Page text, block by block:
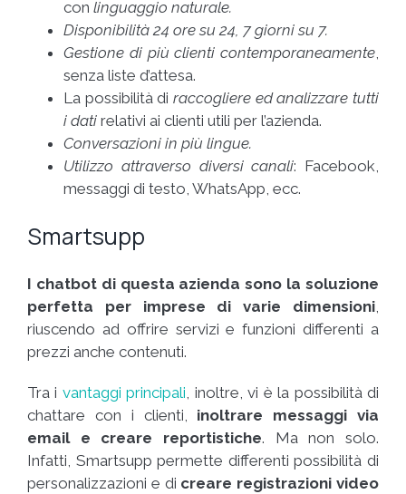
con linguaggio naturale.
Disponibilità 24 ore su 24, 7 giorni su 7.
Gestione di più clienti contemporaneamente
senza liste d’attesa.
La possibilità di raccogliere ed analizzare tutti
i dati relativi ai clienti utili per l’azienda.
Conversazioni in più lingue.
Utilizzo attraverso diversi canali: Facebook,
messaggi di testo, WhatsApp, ecc.
Smartsupp
I chatbot di questa azienda sono la soluzione
perfetta per imprese di varie dimensioni
riuscendo ad offrire servizi e funzioni differenti a
prezzi anche contenuti.
Tra i vantaggi principali , inoltre, vi è la possibilità di
chattare con i clienti, inoltrare messaggi via
email e creare reportistiche. Ma non solo.
Infatti, Smartsupp permette differenti possibilità di
personalizzazioni e di creare registrazioni video